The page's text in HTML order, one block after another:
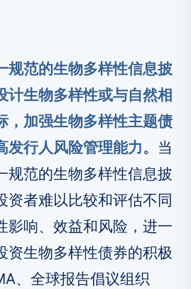
规范的生物多样性信息披
计生物多样性或与自然相
，加强生物多样性主题债
行人风险管理能力。 当
规范的生物多样性信息披
资者难以比较和评估不同
影响、效益和风险，进一
资生物多样性债券的积极
、全球报告倡议组织